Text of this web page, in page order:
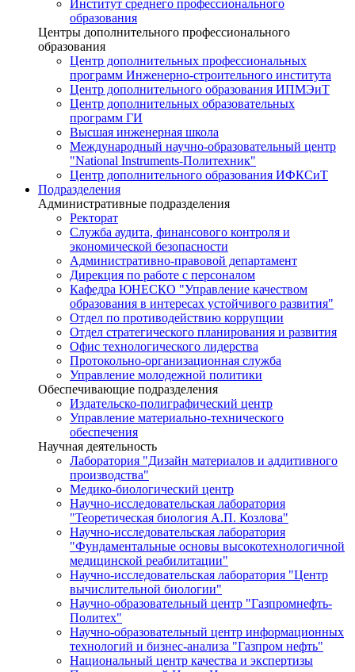
Институт среднего профессионального
образования
Центры дополнительного профессионального
образования
Центр дополнительных профессиональных
программ Инженерно-строительного института
Центр дополнительного образования ИПМЭиТ
Центр дополнительных образовательных
программ ГИ
Высшая инженерная школа
Международный научно-образовательный центр
"National Instruments-Политехник"
Центр дополнительного образования ИФКСиТ
Подразделения
Административные подразделения
Ректорат
Служба аудита, финансового контроля и
экономической безопасности
Административно-правовой департамент
Дирекция по работе с персоналом
Кафедра ЮНЕСКО "Управление качеством
образования в интересах устойчивого развития"
Отдел по противодействию коррупции
Отдел стратегического планирования и развития
Офис технологического лидерства
Протокольно-организационная служба
Управление молодежной политики
Обеспечивающие подразделения
Издательско-полиграфический центр
Управление материально-технического
обеспечения
Научная деятельность
Лаборатория "Дизайн материалов и аддитивного
производства"
Медико-биологический центр
Научно-исследовательская лаборатория
"Теоретическая биология А.П. Козлова"
Научно-исследовательская лаборатория
"Фундаментальные основы высокотехнологичной
медицинской реабилитации"
Научно-исследовательская лаборатория "Центр
вычислительной биологии"
Научно-образовательный центр "Газпромнефть-
Политех"
Научно-образовательный центр информационных
технологий и бизнес-анализа "Газпром нефть"
Национальный центр качества и экспертизы